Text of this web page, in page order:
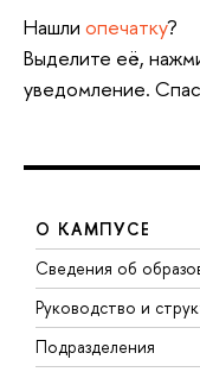
Нашли опечатку?
Выделите её,
уведомление.
О КАМПУСЕ
Сведения об
Руководство и
Подразделения